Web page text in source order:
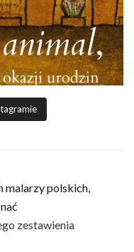
malarzy polskich,
zestawienia